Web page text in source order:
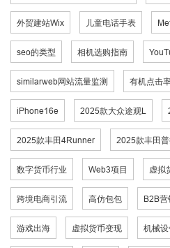
外贸建站Wix 儿童电话手表
seo的类型 相机选购指南
similarweb网站流量监测 有机点击
iPhone16e 2025款大众途观L
2025款丰田4Runner 2025款丰田
数字货币行业 Web3项目 虚拟
跨境电商引流 高仿包包 B2B营
游戏出海 虚拟货币变现 机械